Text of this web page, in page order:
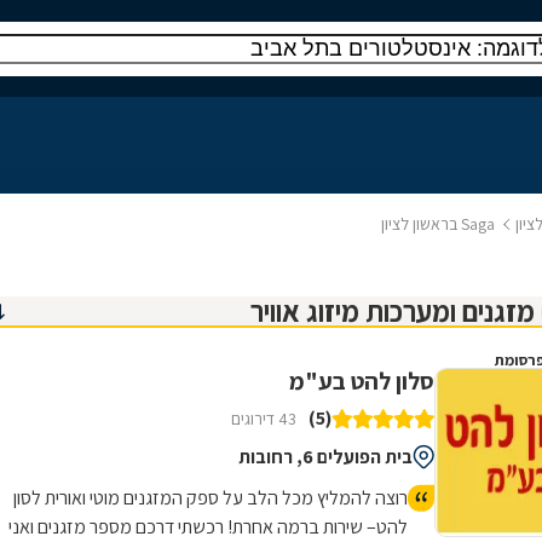
Saga בראשון לציון
סלון להט בע"מ
(5) 43 דירוגים
בית הפועלים 6, רחובות
רוצה להמליץ מכל הלב על ספק המזגנים מוטי ואורית לסון
להט– שירות ברמה אחרת! רכשתי דרכם מספר מזגנים ואני